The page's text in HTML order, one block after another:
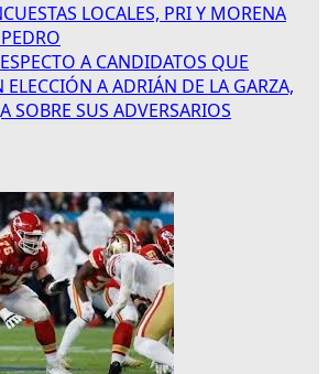
LOCALES, PRI Y MORENA
A CANDIDATOS QUE
A ADRIÁN DE LA GARZA,
SOBRE SUS ADVERSARIOS